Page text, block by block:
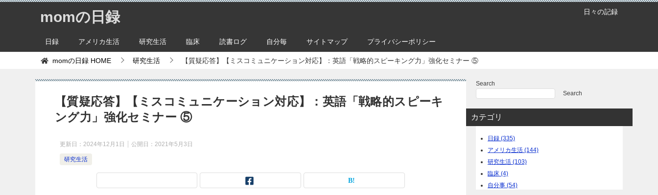
momの日録 日々の記録
日録 アメリカ生活 研究生活 臨床 読書ログ 自分毎 サイトマップ プライバシーポリシー
momの日録 HOME 研究生活 【質疑応答】【ミスコミュニケーション対応】：英語「戦略的スピーキング力」強化セミナー ⑤
【質疑応答】【ミスコミュニケーション対応】：英語「戦略的スピーキ
ング力」強化セミナー ⑤
更新日： 2024年12月1日 公開日： 2021年5月3日
研究生活
Search
Search
カテゴリ
日録 (335)
アメリカ生活 (144)
研究生活 (103)
臨床 (4)
自分事 (54)